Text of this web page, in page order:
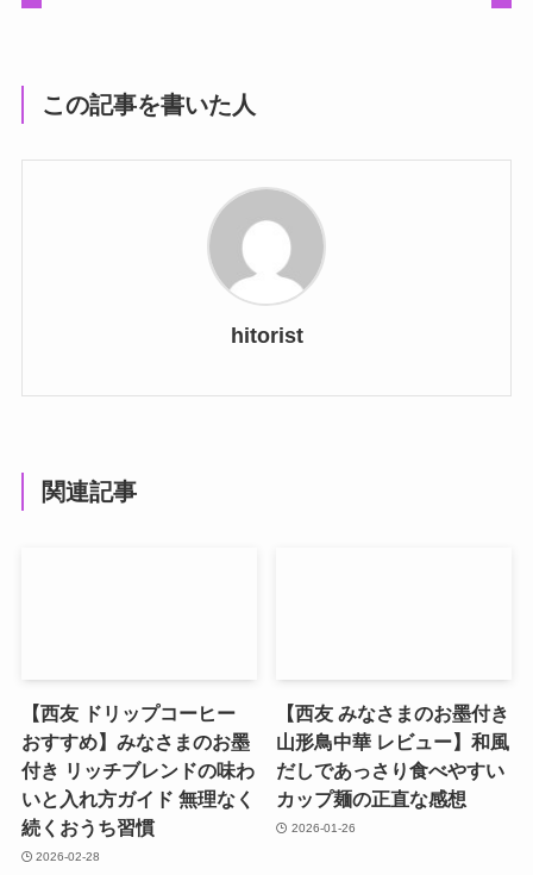
この記事を書いた人
hitorist
関連記事
【西友 ドリップコーヒー
おすすめ】みなさまのお墨
付き リッチブレンドの味わ
いと入れ方ガイド 無理なく
続くおうち習慣
2026-02-28
【西友 みなさまのお墨付き
山形鳥中華 レビュー】和風
だしであっさり食べやすい
カップ麺の正直な感想
2026-01-26